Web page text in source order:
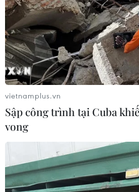
trong ngày đàm phán đầu tiên
05/08/2026 15:01
Xung đột tại Trung Đông: Tàu
Ấn Độ bị đánh chìm trên Biển
05/08/2026 04:40
Israel phát triển xét nghiệm máu
giản giúp phát hiện sớm ung
phổi
05/08/2026 03:42
vietnamplus.vn
Sập công trình tại Cuba
vong